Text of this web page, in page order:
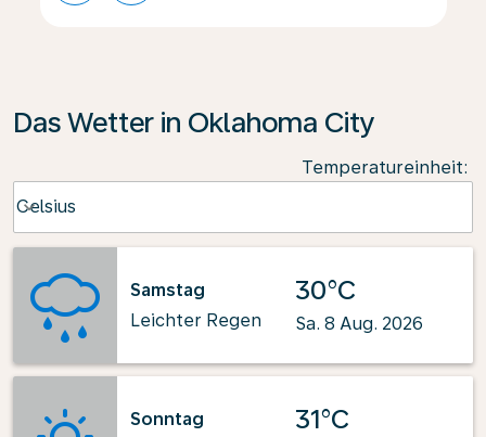
Das Wetter in Oklahoma City
Temperatureinheit:
Celsius
keyboard_arrow_down
Samstag
Leichter Regen
30°C
Sa. 8 Aug. 2026
Sonntag
31°C